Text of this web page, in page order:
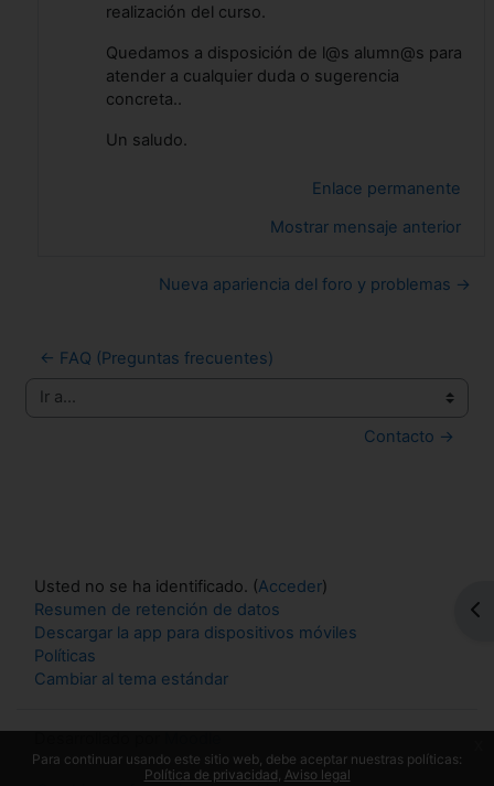
realización del curso.
Quedamos a disposición de l@s alumn@s para
atender a cualquier duda o sugerencia
concreta..
Un saludo.
Enlace permanente
Mostrar mensaje anterior
Nueva apariencia del foro y problemas →
← FAQ (Preguntas frecuentes)
Ir a...
Contacto →
Usted no se ha identificado. (Acceder)
Resumen de retención de datos
Descargar la app para dispositivos móviles
Políticas
Cambiar al tema estándar
Para continuar usando este sitio web, debe aceptar nuestras políticas:
Política de privacidad Aviso legal